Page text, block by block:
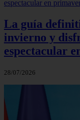
La guía
invierno y
espectacular
28/07/2026